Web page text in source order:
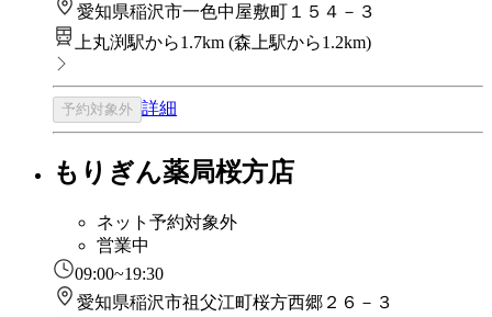
愛知県稲沢市一色中屋敷町１５４－３
上丸渕駅から1.7km (森上駅から1.2km)
予約対象外 詳細
もりぎん薬局桜方店
ネット予約対象外
営業中
09:00~19:30
愛知県稲沢市祖父江町桜方西郷２６－３